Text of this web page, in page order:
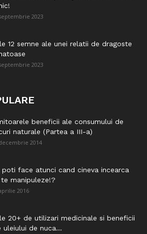
2023
12 semne ale unei relatii de dragoste
2023
beneficii ale consumului de
naturale (Partea a III-a)
2014
poti face atunci cand cineva incearca
manipuleze!?
2016
20+ de utilizari medicinale si beneficii
uleiului de nuca...